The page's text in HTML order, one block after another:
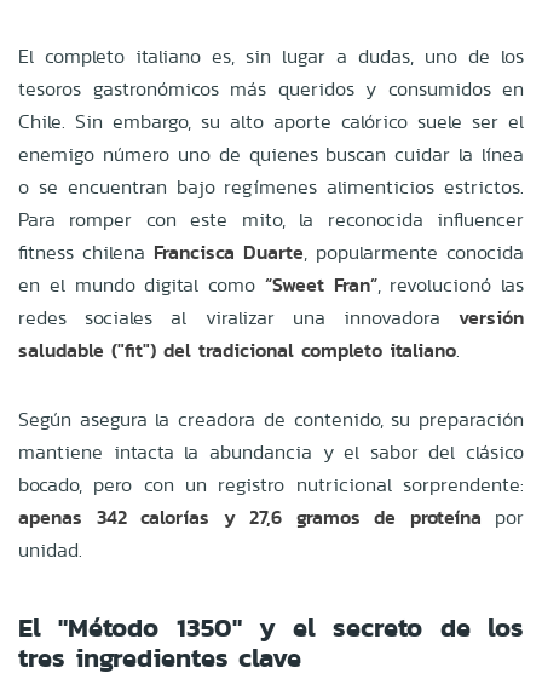
El completo italiano es, sin lugar a dudas, uno de los
tesoros gastronómicos más queridos y consumidos en
Chile. Sin embargo, su alto aporte calórico suele ser el
enemigo número uno de quienes buscan cuidar la línea
o se encuentran bajo regímenes alimenticios estrictos.
Para romper con este mito, la reconocida influencer
fitness chilena Francisca Duarte, popularmente conocida
en el mundo digital como “Sweet Fran”, revolucionó las
redes sociales al viralizar una innovadora versión
saludable ("fit") del tradicional completo italiano.
Según asegura la creadora de contenido, su preparación
mantiene intacta la abundancia y el sabor del clásico
bocado, pero con un registro nutricional sorprendente:
apenas 342 calorías y 27,6 gramos de proteína por
unidad.
El "Método 1350" y el secreto de los
tres ingredientes clave